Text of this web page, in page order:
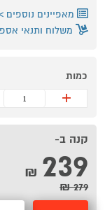
מאפיינים נוספים
משלוח ותנאי
כמות
+
קנה ב-
239
₪
279 ₪